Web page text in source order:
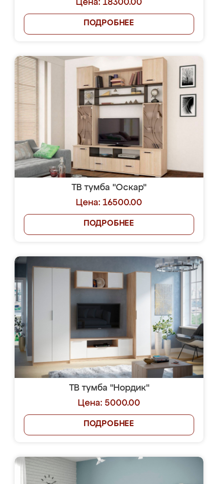
Цена: 18300.00
ПОДРОБНЕЕ
ТВ тумба "Оскар"
Цена: 16500.00
ПОДРОБНЕЕ
ТВ тумба "Нордик"
Цена: 5000.00
ПОДРОБНЕЕ